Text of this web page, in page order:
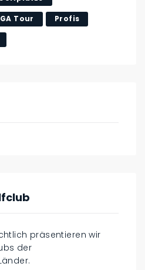
Tour Profis
präsentieren wir
der